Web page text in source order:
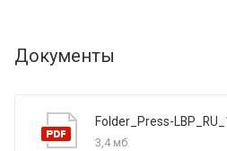
Документы
Folder_Press-
3,4 мб